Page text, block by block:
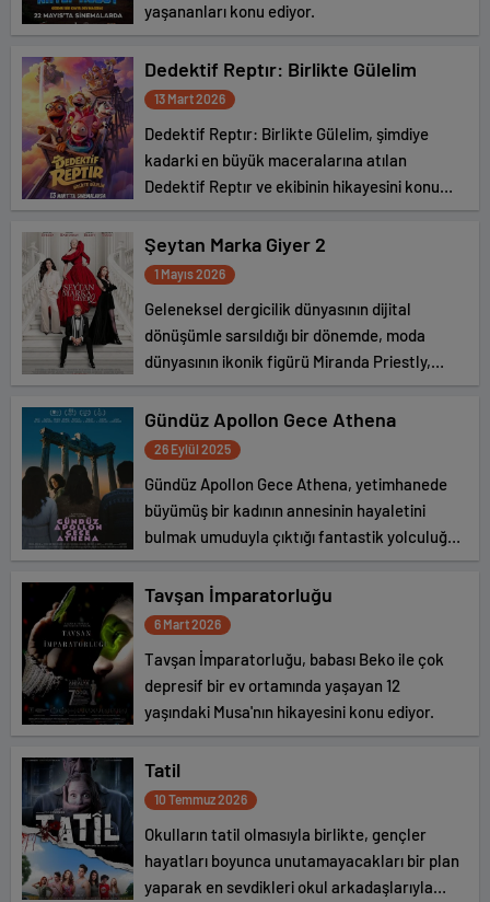
yaşananları konu ediyor.
Dedektif Reptır: Birlikte Gülelim
13 Mart 2026
Dedektif Reptır: Birlikte Gülelim, şimdiye
kadarki en büyük maceralarına atılan
Dedektif Reptır ve ekibinin hikayesini konu
ediyor.
Şeytan Marka Giyer 2
1 Mayıs 2026
Geleneksel dergicilik dünyasının dijital
dönüşümle sarsıldığı bir dönemde, moda
dünyasının ikonik figürü Miranda Priestly,
efsanevi dergi Runway’in başındaki kariyerinin
en kritik dönemine gelir.
Gündüz Apollon Gece Athena
26 Eylül 2025
Gündüz Apollon Gece Athena, yetimhanede
büyümüş bir kadının annesinin hayaletini
bulmak umuduyla çıktığı fantastik yolculuğu
konu ediyor
Tavşan İmparatorluğu
6 Mart 2026
Tavşan İmparatorluğu, babası Beko ile çok
depresif bir ev ortamında yaşayan 12
yaşındaki Musa'nın hikayesini konu ediyor.
Tatil
10 Temmuz 2026
Okulların tatil olmasıyla birlikte, gençler
hayatları boyunca unutamayacakları bir plan
yaparak en sevdikleri okul arkadaşlarıyla